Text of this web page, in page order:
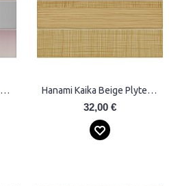
Hanami Heian Multicolor Plytelės Hanami Kaika Beige Plytelės
32,00 €